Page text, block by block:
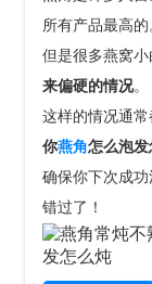
所有产品最高的
但是很多燕窝
来偏硬的情况。
这样的情况通
你燕角怎么泡
确保你下次成
错过了！